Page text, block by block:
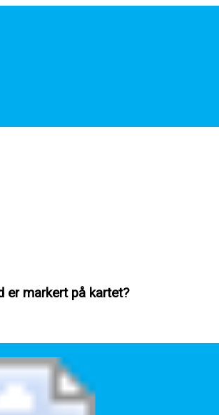
er markert på kartet?